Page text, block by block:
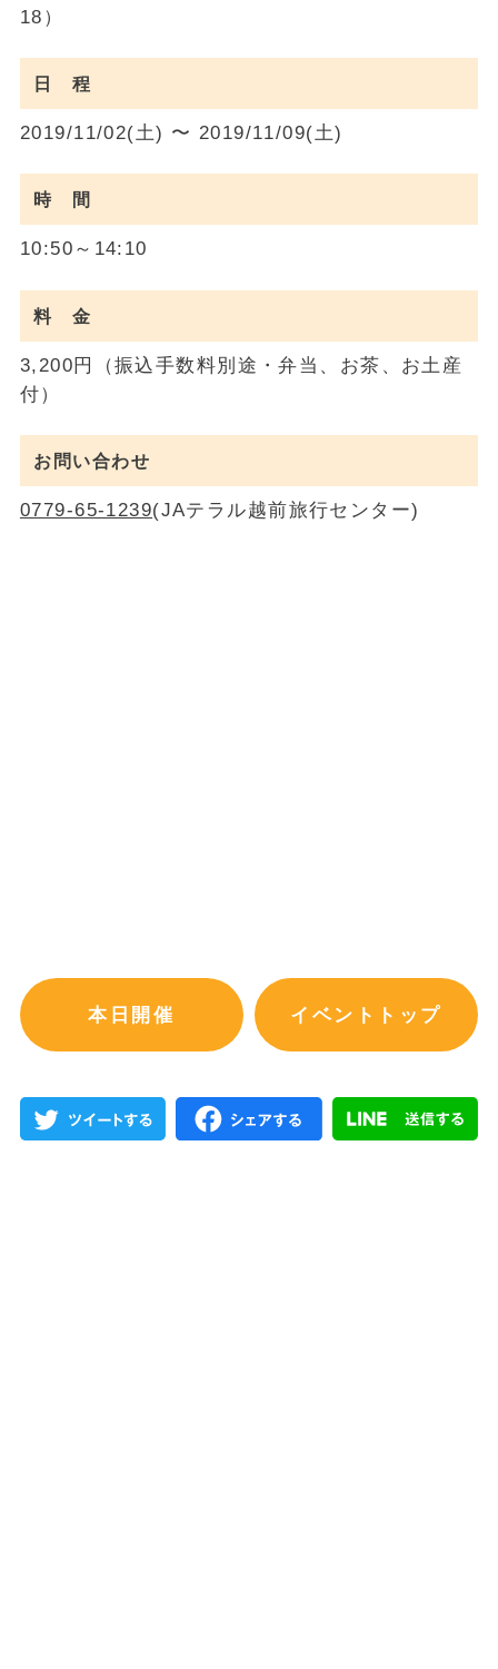
18）
日 程
2019/11/02(土) 〜 2019/11/09(土)
時 間
10:50～14:10
料 金
3,200円（振込手数料別途・弁当、お茶、お土産
付）
お問い合わせ
0779-65-1239(JAテラル越前旅行センター)
本日開催 イベントトップ